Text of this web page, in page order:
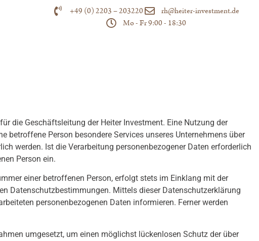
+49 (0) 2203 – 203220
rh@heiter-investment.de
Mo - Fr 9:00 - 18:30
die Geschäftsleitung der Heiter Investment. Eine Nutzung der
betroffene Person besondere Services unseres Unternehmens über
werden. Ist die Verarbeitung personenbezogener Daten erforderlich
Person ein.
einer betroffenen Person, erfolgt stets im Einklang mit der
Datenschutzbestimmungen. Mittels dieser Datenschutzerklärung
personenbezogenen Daten informieren. Ferner werden
umgesetzt, um einen möglichst lückenlosen Schutz der über